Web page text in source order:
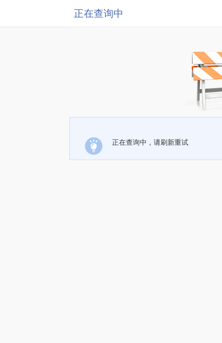
正在查询中
正在查询中，请刷新重试